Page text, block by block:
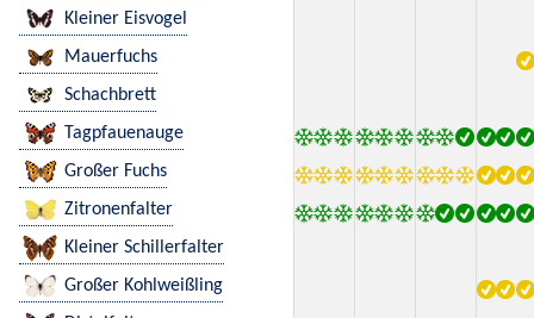
Kleiner Eisvogel
Mauerfuchs
Schachbrett
Tagpfauenauge
Großer Fuchs
Zitronenfalter
Kleiner Schillerfalter
Großer Kohlweißling